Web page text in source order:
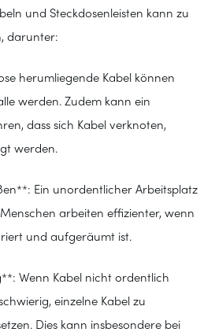
und Steckdosenleisten kann zu
darunter:
herumliegende Kabel können
werden. Zudem kann ein
dass sich Kabel verknoten,
werden.
Ein unordentlicher Arbeitsplatz
arbeiten effizienter, wenn
und aufgeräumt ist.
Wenn Kabel nicht ordentlich
einzelne Kabel zu
Dies kann insbesondere bei